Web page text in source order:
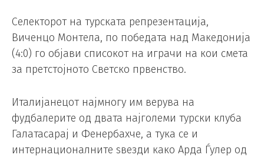
Селекторот на турската репрезентација,
Виченцо Монтела, по победата над Македонија
(4:0) го објави списокот на играчи на кои смета
за претстојното Светско првенство.
Италијанецот најмногу им верува на
фудбалерите од двата најголеми турски клуба
Галатасарај и Фенербахче, а тука се и
интернационалните ѕвезди како Арда Ѓулер од